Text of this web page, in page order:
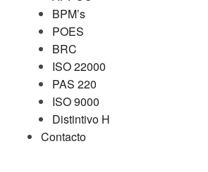
BPM’s
POES
BRC
ISO 22000
PAS 220
ISO 9000
Distintivo H
Contacto